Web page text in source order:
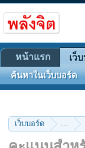
เว็บบอร์ด ...
หน้าแรก เว็
ค้นหาในเว็บบอร์ด